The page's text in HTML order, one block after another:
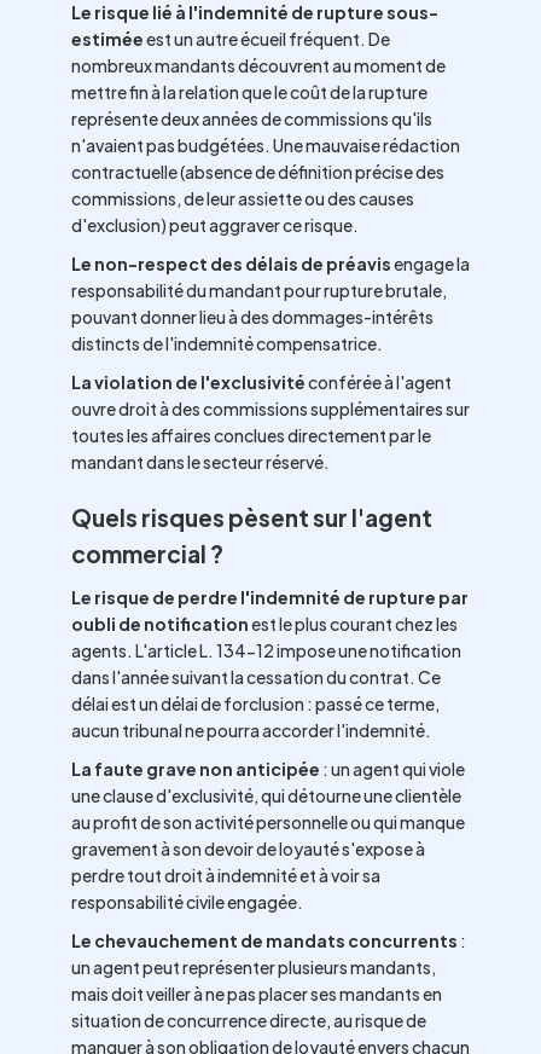
Le risque lié à l'indemnité de rupture sous-
estiméeest un autre écueil fréquent. De
nombreux mandants découvrent au moment de
mettre fin à la relation que le coût de la rupture
représente deux années de commissions qu'ils
n'avaient pas budgétées. Une mauvaise rédaction
contractuelle (absence de définition précise des
commissions, de leur assiette ou des causes
d'exclusion) peut aggraver ce risque.
Le non-respect des délais de préavisengage la
responsabilité du mandant pour rupture brutale,
pouvant donner lieu à des dommages-intérêts
distincts de l'indemnité compensatrice.
La violation de l'exclusivitéconférée à l'agent
ouvre droit à des commissions supplémentaires sur
toutes les affaires conclues directement par le
mandant dans le secteur réservé.
Quels risques pèsent sur l'agent
commercial ?
Le risque de perdre l'indemnité de rupture par
oubli de notificationest le plus courant chez les
agents. L'article L. 134-12 impose une notification
dans l'année suivant la cessation du contrat. Ce
délai est un délai de forclusion : passé ce terme,
aucun tribunal ne pourra accorder l'indemnité.
La faute grave non anticipée : un agent qui viole
une clause d'exclusivité, qui détourne une clientèle
au profit de son activité personnelle ou qui manque
gravement à son devoir de loyauté s'expose à
perdre tout droit à indemnité et à voir sa
responsabilité civile engagée.
Le chevauchement de mandats concurrents :
un agent peut représenter plusieurs mandants,
mais doit veiller à ne pas placer ses mandants en
situation de concurrence directe, au risque de
manquer à son obligation de loyauté envers chacun